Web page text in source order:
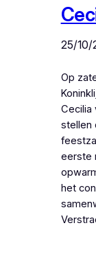
25/10/
Op
Cecilia
stellen
eerste
het